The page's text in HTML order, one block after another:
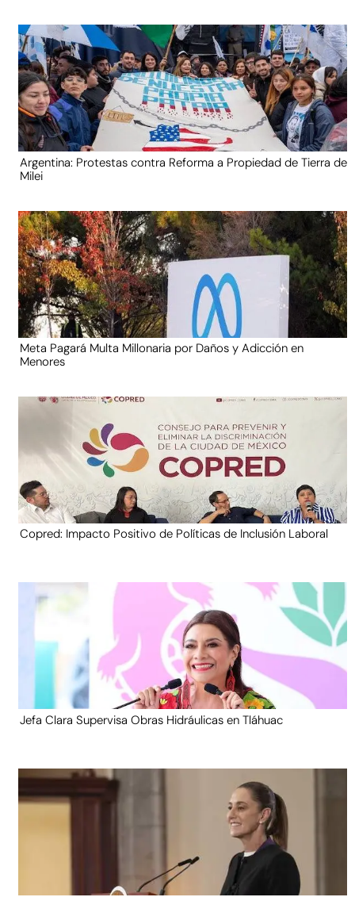
Argentina: Protestas contra Reforma a Propiedad de Tierra de
Milei
Meta Pagará Multa Millonaria por Daños y Adicción en
Menores
Copred: Impacto Positivo de Políticas de Inclusión Laboral
Jefa Clara Supervisa Obras Hidráulicas en Tláhuac